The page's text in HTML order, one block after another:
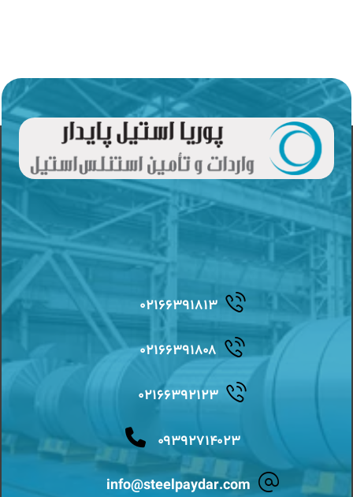
۰۲۱۶۶۳۹۱۸۱۳
۰۲۱۶۶۳۹۱۸۰۸
۰۲۱۶۶۳۹۲۱۲۳
۰۹۳۹۲۷۱۴۰۲۳
info@steelpaydar.com